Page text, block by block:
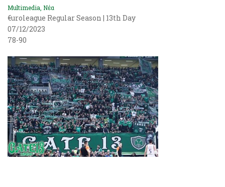
Multimedia Νέα
€uroleague Regular Season | 13th Day
07/12/2023
78-90